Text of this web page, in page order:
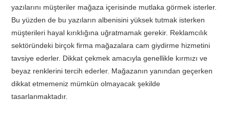
yazılarını müşteriler mağaza içerisinde mutlaka görmek isterler.
Bu yüzden de bu yazıların albenisini yüksek tutmak isterken
müşterileri hayal kırıklığına uğratmamak gerekir. Reklamcılık
sektöründeki birçok firma mağazalara cam giydirme hizmetini
tavsiye ederler. Dikkat çekmek amacıyla genellikle kırmızı ve
beyaz renklerini tercih ederler. Mağazanın yanından geçerken
dikkat etmemeniz mümkün olmayacak şekilde
tasarlanmaktadır.